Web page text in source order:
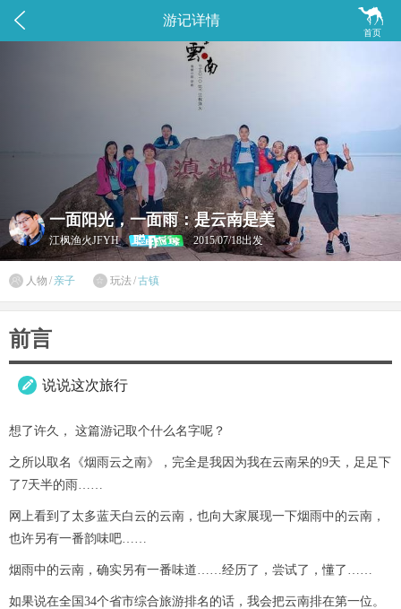
 
首页
游记详情
一面阳光，一面雨：是云南是美
江枫渔火JFYH 2015/07/18出发
 人物 /亲子  玩法 /古镇
前言
 说说这次旅行
想了许久， 这篇游记取个什么名字呢？
之所以取名《烟雨云之南》，完全是我因为我在云南呆的9天，足足下
了7天半的雨……
网上看到了太多蓝天白云的云南，也向大家展现一下烟雨中的云南，
也许另有一番韵味吧……
烟雨中的云南，确实另有一番味道……经历了，尝试了，懂了……
如果说在全国34个省市综合旅游排名的话，我会把云南排在第一位。